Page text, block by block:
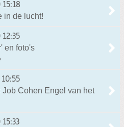
in de lucht!
en foto's
Cohen Engel van het